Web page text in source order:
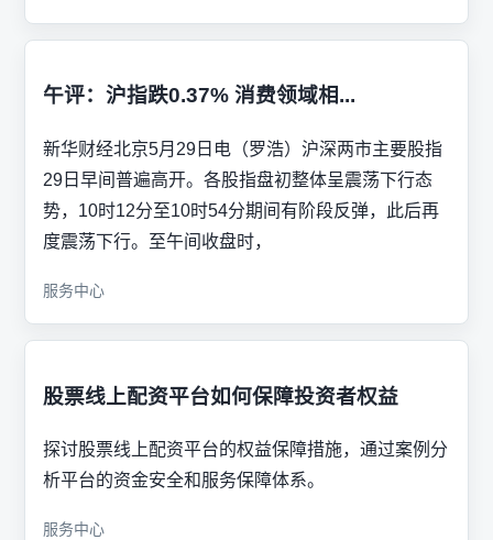
午评：沪指跌0.37% 消费领域相...
新华财经北京5月29日电（罗浩）沪深两市主要股指
29日早间普遍高开。各股指盘初整体呈震荡下行态
势，10时12分至10时54分期间有阶段反弹，此后再
度震荡下行。至午间收盘时，
服务中心
股票线上配资平台如何保障投资者权益
探讨股票线上配资平台的权益保障措施，通过案例分
析平台的资金安全和服务保障体系。
服务中心